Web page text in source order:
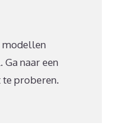
modellen
naar een
proberen.